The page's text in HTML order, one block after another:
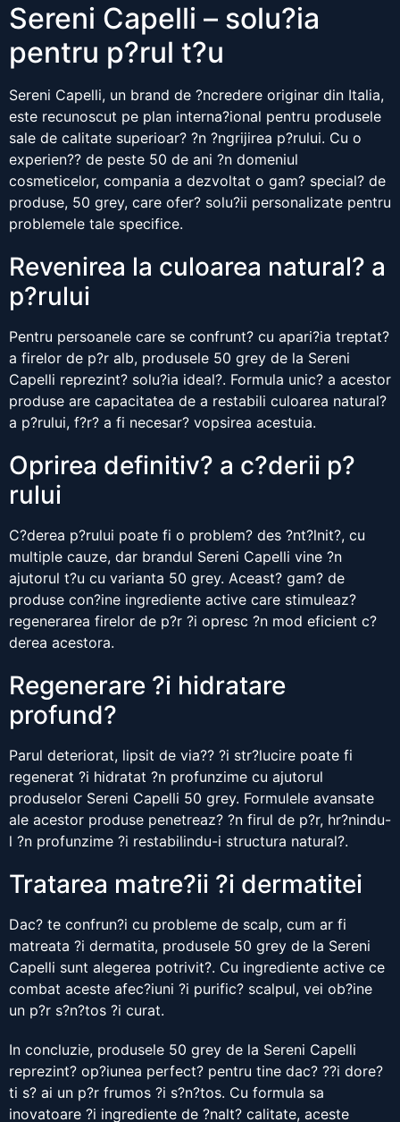
Sereni Capelli – solu?ia
pentru p?rul t?u
Sereni Capelli, un brand de ?ncredere originar din Italia,
este recunoscut pe plan interna?ional pentru produsele
sale de calitate superioar? ?n ?ngrijirea p?rului. Cu o
experien?? de peste 50 de ani ?n domeniul
cosmeticelor, compania a dezvoltat o gam? special? de
produse, 50 grey, care ofer? solu?ii personalizate pentru
problemele tale specifice.
Revenirea la culoarea natural? a
p?rului
Pentru persoanele care se confrunt? cu apari?ia treptat?
a firelor de p?r alb, produsele 50 grey de la Sereni
Capelli reprezint? solu?ia ideal?. Formula unic? a acestor
produse are capacitatea de a restabili culoarea natural?
a p?rului, f?r? a fi necesar? vopsirea acestuia.
Oprirea definitiv? a c?derii p?
rului
C?derea p?rului poate fi o problem? des ?nt?lnit?, cu
multiple cauze, dar brandul Sereni Capelli vine ?n
ajutorul t?u cu varianta 50 grey. Aceast? gam? de
produse con?ine ingrediente active care stimuleaz?
regenerarea firelor de p?r ?i opresc ?n mod eficient c?
derea acestora.
Regenerare ?i hidratare
profund?
Parul deteriorat, lipsit de via?? ?i str?lucire poate fi
regenerat ?i hidratat ?n profunzime cu ajutorul
produselor Sereni Capelli 50 grey. Formulele avansate
ale acestor produse penetreaz? ?n firul de p?r, hr?nindu-
l ?n profunzime ?i restabilindu-i structura natural?.
Tratarea matre?ii ?i dermatitei
Dac? te confrun?i cu probleme de scalp, cum ar fi
matreata ?i dermatita, produsele 50 grey de la Sereni
Capelli sunt alegerea potrivit?. Cu ingrediente active ce
combat aceste afec?iuni ?i purific? scalpul, vei ob?ine
un p?r s?n?tos ?i curat.
In concluzie, produsele 50 grey de la Sereni Capelli
reprezint? op?iunea perfect? pentru tine dac? ??i dore?
ti s? ai un p?r frumos ?i s?n?tos. Cu formula sa
inovatoare ?i ingrediente de ?nalt? calitate, aceste